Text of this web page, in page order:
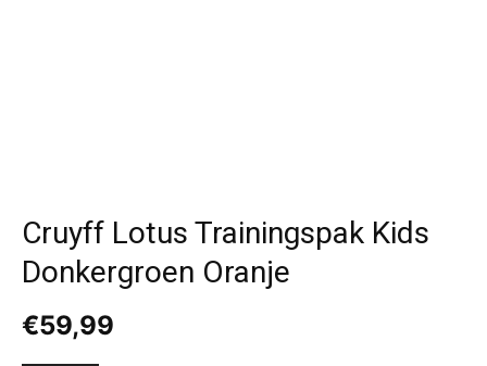
Cruyff Lotus Trainingspak Kids
Donkergroen Oranje
€59,99